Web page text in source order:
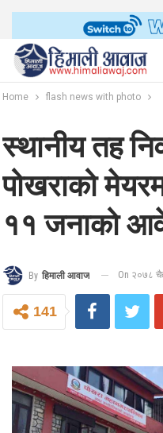
Home flash news with photo
स्थानीय तह
पोखराको
११ जनाको
By हिमाली आवाज On २०७८
141